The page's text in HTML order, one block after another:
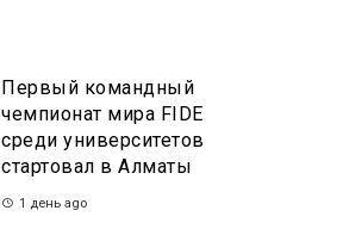
Первый командный
чемпионат мира FIDE
среди университетов
стартовал в Алматы
1 день ago